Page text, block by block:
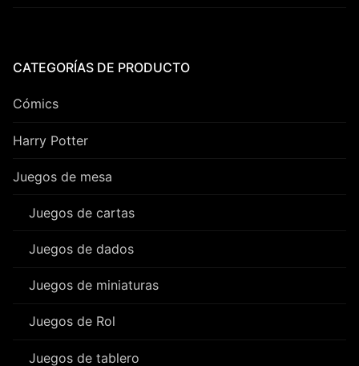
CATEGORÍAS DE PRODUCTO
Cómics
Harry Potter
Juegos de mesa
Juegos de cartas
Juegos de dados
Juegos de miniaturas
Juegos de Rol
Juegos de tablero